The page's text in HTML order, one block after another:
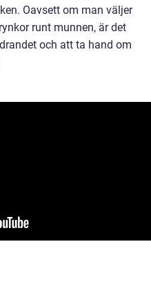
Oavsett om man väljer
runt munnen, är det
och att ta hand om